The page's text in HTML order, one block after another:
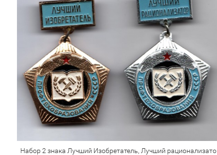
Набор 2 знака Лучший Изобретатель, Лучший